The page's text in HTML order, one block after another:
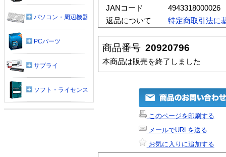
JANコード
4943318000026
返品について
特定商取引法に
商品番号 20920796
本商品は販売を終了しました
このページを印刷する
メールでURLを送る
お気に入りに追加する
パソコン・周辺機器
PCパーツ
サプライ
ソフト・ライセンス